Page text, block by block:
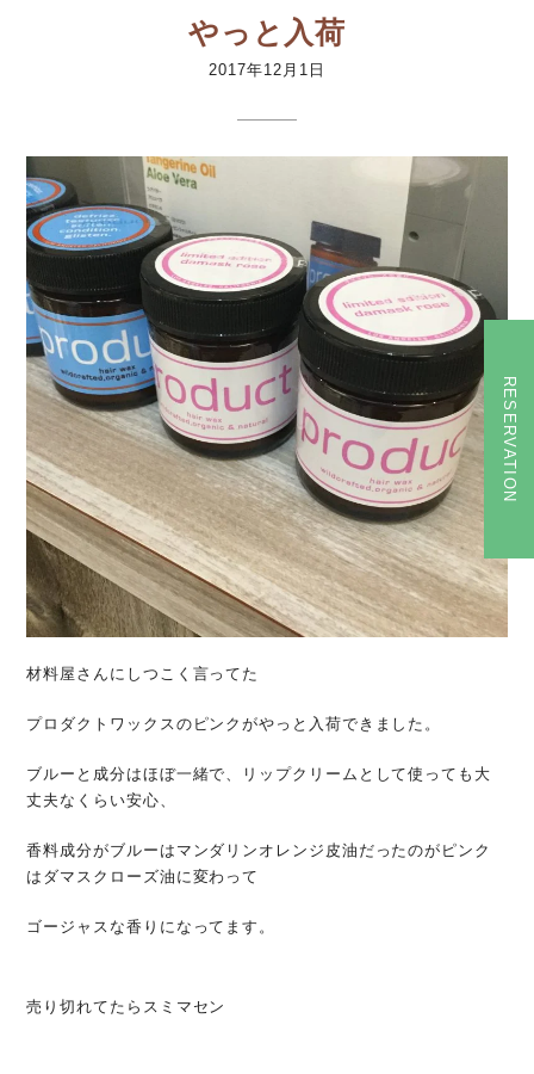
RESERVATION
やっと入荷
2017年12月1日
材料屋さんにしつこく言ってた
プロダクトワックスのピンクがやっと入荷できました。
ブルーと成分はほぼ一緒で、リップクリームとして使っても大
丈夫なくらい安心、
香料成分がブルーはマンダリンオレンジ皮油だったのがピンク
はダマスクローズ油に変わって
ゴージャスな香りになってます。
売り切れてたらスミマセン